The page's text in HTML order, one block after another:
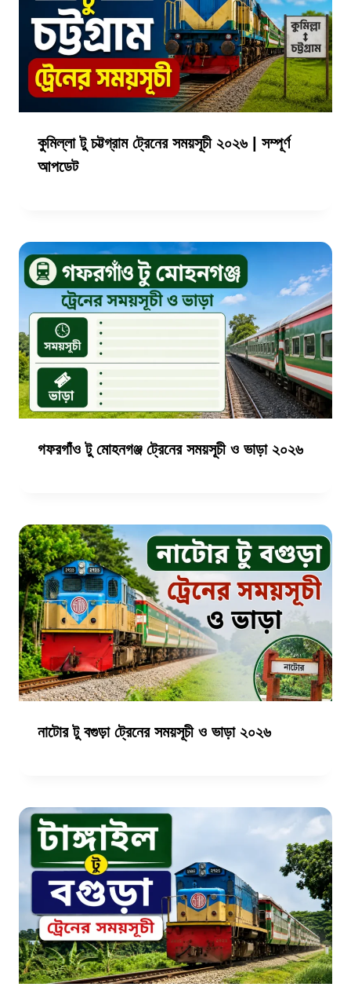
কুমিল্লা টু চট্টগ্রাম ট্রেনের সময়সূচী ২০২৬ | সম্পূর্ণ
আপডেট
গফরগাঁও টু মোহনগঞ্জ ট্রেনের সময়সূচী ও ভাড়া ২০২৬
নাটোর টু বগুড়া ট্রেনের সময়সূচী ও ভাড়া ২০২৬